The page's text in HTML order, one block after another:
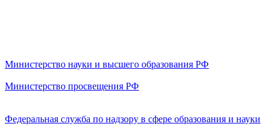
Министерство науки и высшего образования РФ
Министерство просвещения РФ
Федеральная служба по надзору в сфере образования и науки